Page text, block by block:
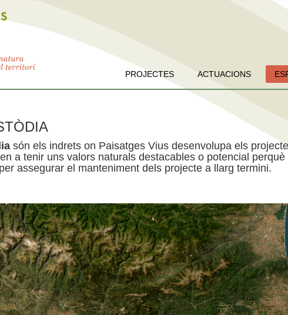
PROJECTES ACTUACIONS
són els indrets on Paisatges Vius desenvolupa els
a tenir uns valors naturals destacables o potencial
assegurar el manteniment dels projecte a llarg termini.